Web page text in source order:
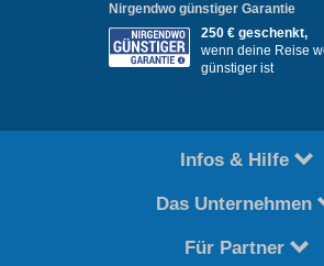
Nirgendwo günstiger Garantie
250 € geschenkt,
wenn deine Reise
günstiger ist
Infos & Hilfe
Das Unternehmen
Für Partner